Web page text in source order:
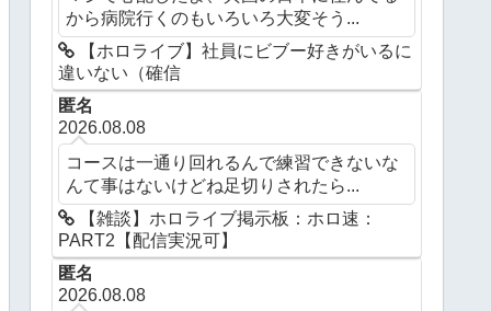
から病院行くのもいろいろ大変そう...
【ホロライブ】社員にビブー好きがいるに
違いない（確信
匿名
2026.08.08
コースは一通り回れるんで練習できないな
んて事はないけどね足切りされたら...
【雑談】ホロライブ掲示板：ホロ速：
PART2【配信実況可】
匿名
2026.08.08